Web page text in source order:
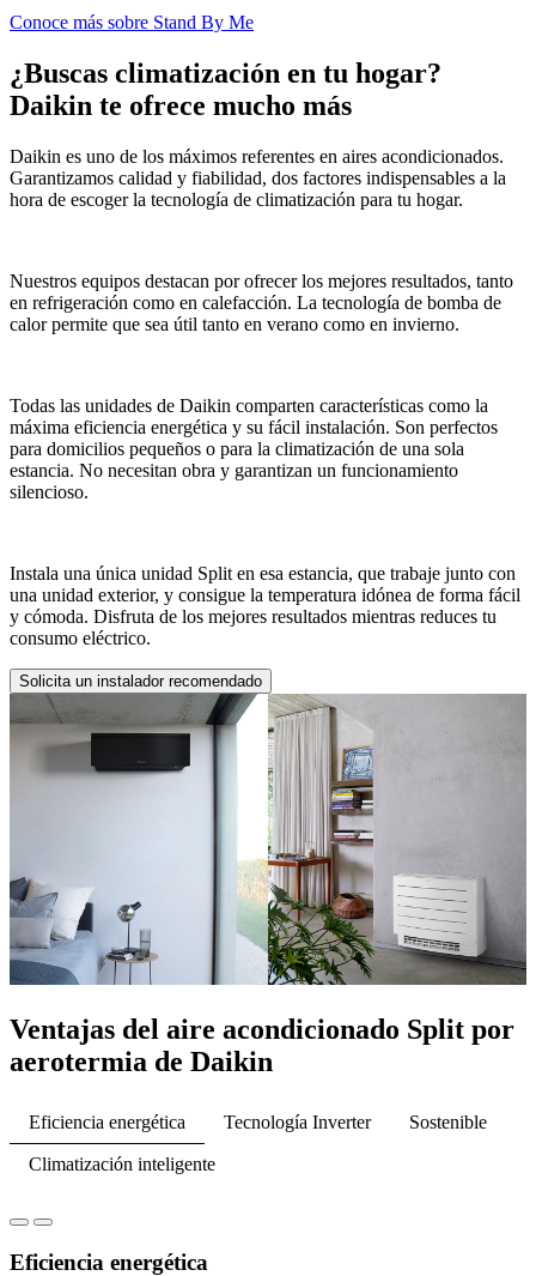
Conoce más sobre Stand By Me
¿Buscas climatización en tu hogar?
Daikin te ofrece mucho más
Daikin es uno de los máximos referentes en aires acondicionados.
Garantizamos calidad y fiabilidad, dos factores indispensables a la
hora de escoger la tecnología de climatización para tu hogar.
Nuestros equipos destacan por ofrecer los mejores resultados, tanto
en refrigeración como en calefacción. La tecnología de bomba de
calor permite que sea útil tanto en verano como en invierno.
Todas las unidades de Daikin comparten características como la
máxima eficiencia energética y su fácil instalación. Son perfectos
para domicilios pequeños o para la climatización de una sola
estancia. No necesitan obra y garantizan un funcionamiento
silencioso.
Instala una única unidad Split en esa estancia, que trabaje junto con
una unidad exterior, y consigue la temperatura idónea de forma fácil
y cómoda. Disfruta de los mejores resultados mientras reduces tu
consumo eléctrico.
Solicita un instalador recomendado
Ventajas del aire acondicionado Split por
aerotermia de Daikin
Eficiencia energética Tecnología Inverter Sostenible
Climatización inteligente
Eficiencia energética